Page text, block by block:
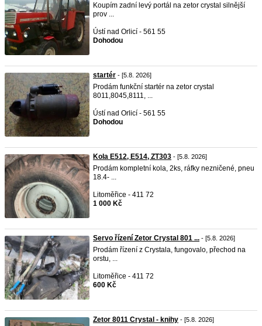
Koupím zadní levý portál na zetor crystal silnější
prov ...
Ústí nad Orlicí - 561 55
Dohodou
startér - [5.8. 2026]
Prodám funkční startér na zetor crystal
8011,8045,8111, ...
Ústí nad Orlicí - 561 55
Dohodou
Kola E512, E514, ZT303 - [5.8. 2026]
Prodám kompletní kola, 2ks, ráfky nezničené, pneu
18.4- ...
Litoměřice - 411 72
1 000 Kč
Servo řízení Zetor Crystal 801 ... - [5.8. 2026]
Prodám řízení z Crystala, fungovalo, přechod na
orstu, ...
Litoměřice - 411 72
600 Kč
Zetor 8011 Crystal - knihy - [5.8. 2026]